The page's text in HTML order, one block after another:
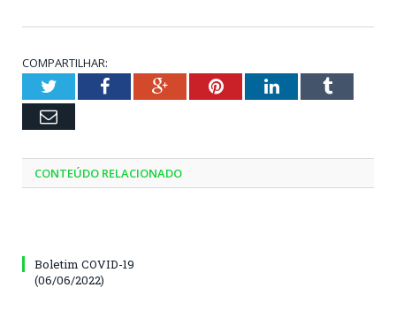
COMPARTILHAR:
TwitterFacebookGoogle+PinterestLinkedInTumblr
Email
CONTEÚDO RELACIONADO
Boletim COVID-19
(06/06/2022)